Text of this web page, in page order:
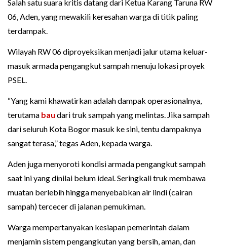
Salah satu suara kritis datang dari Ketua Karang Taruna RW
06, Aden, yang mewakili keresahan warga di titik paling
terdampak.
Wilayah RW 06 diproyeksikan menjadi jalur utama keluar-
masuk armada pengangkut sampah menuju lokasi proyek
PSEL.
“Yang kami khawatirkan adalah dampak operasionalnya,
terutama bau dari truk sampah yang melintas. Jika sampah
dari seluruh Kota Bogor masuk ke sini, tentu dampaknya
sangat terasa,” tegas Aden, kepada warga.
Aden juga menyoroti kondisi armada pengangkut sampah
saat ini yang dinilai belum ideal. Seringkali truk membawa
muatan berlebih hingga menyebabkan air lindi (cairan
sampah) tercecer di jalanan pemukiman.
Warga mempertanyakan kesiapan pemerintah dalam
menjamin sistem pengangkutan yang bersih, aman, dan